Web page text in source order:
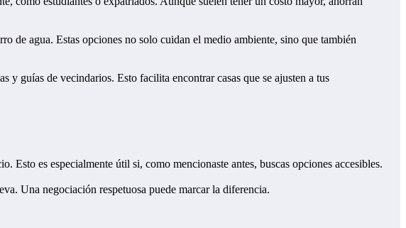
de agua. Estas opciones no solo cuidan el medio ambiente, sino que también
y guías de vecindarios. Esto facilita encontrar casas que se ajusten a tus
es especialmente útil si, como mencionaste antes, buscas opciones accesibles.
Una negociación respetuosa puede marcar la diferencia.